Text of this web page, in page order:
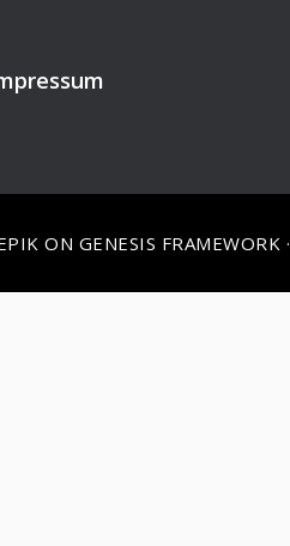
ON GENESIS FRAMEWORK ·